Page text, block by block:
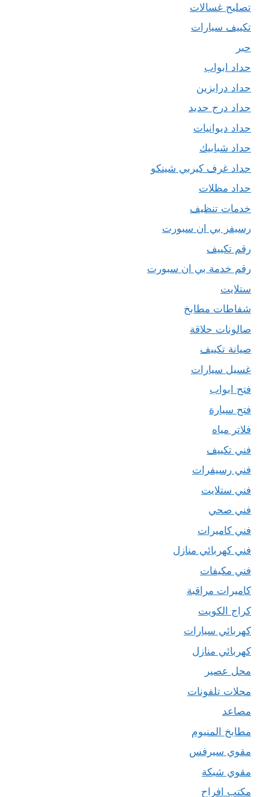
تصليح غسالات
تكييف سيارات
حبر
حداد ابواب
حداد درابزين
حداد درج حديد
حداد ديوانيات
حداد شبابيك
حداد غرف كيربي شينكو
حداد مظلات
خدمات تنظيف
رسيفر بي ان سبورت
رقم تكييف
رقم خدمة بي ان سبورت
ستلايت
شفاطات مطابخ
صالونات حلاقة
صيانة تكييف
غسيل سيارات
فتح ابواب
فتح سيارة
فلاتر مياه
فني تكييف
فني رسيفرات
فني ستلايت
فني صحي
فني كاميرات
فني كهربائي منازل
فني مكيفات
كاميرات مراقبة
كراج الكويت
كهربائي سيارات
كهربائي منازل
محل عصير
محلات تلفونات
مصاعد
مطابخ المنيوم
مقوي سيرفس
مقوي شبكة
مكتب افراح